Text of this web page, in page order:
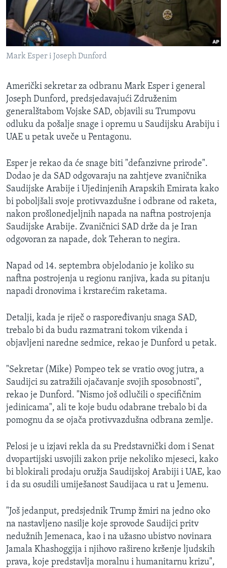
Mark Esper i Joseph Dunford
Američki sekretar za odbranu Mark Esper i general
Joseph Dunford, predsjedavajući Združenim
generalštabom Vojske SAD, objavili su Trumpovu
odluku da pošalje snage i opremu u Saudijsku Arabiju i
UAE u petak uveče u Pentagonu.
Esper je rekao da će snage biti "defanzivne prirode".
Dodao je da SAD odgovaraju na zahtjeve zvaničnika
Saudijske Arabije i Ujedinjenih Arapskih Emirata kako
bi poboljšali svoje protivvazdušne i odbrane od raketa,
nakon prošlonedjeljnih napada na naftna postrojenja
Saudijske Arabije. Zvaničnici SAD drže da je Iran
odgovoran za napade, dok Teheran to negira.
Napad od 14. septembra objelodanio je koliko su
naftna postrojenja u regionu ranjiva, kada su pitanju
napadi dronovima i krstarećim raketama.
Detalji, kada je riječ o raspoređivanju snaga SAD,
trebalo bi da budu razmatrani tokom vikenda i
objavljeni naredne sedmice, rekao je Dunford u petak.
"Sekretar (Mike) Pompeo tek se vratio ovog jutra, a
Saudijci su zatražili ojačavanje svojih sposobnosti",
rekao je Dunford. "Nismo još odlučili o specifičnim
jedinicama", ali te koje budu odabrane trebalo bi da
pomognu da se ojača protivvazdušna odbrana zemlje.
Pelosi je u izjavi rekla da su Predstavnički dom i Senat
dvopartijski usvojili zakon prije nekoliko mjeseci, kako
bi blokirali prodaju oružja Saudijskoj Arabiji i UAE, kao
i da su osudili umiješanost Saudijaca u rat u Jemenu.
"Još jedanput, predsjednik Trump žmiri na jedno oko
na nastavljeno nasilje koje sprovode Saudijci pritv
nedužnih Jemenaca, kao i na užasno ubistvo novinara
Jamala Khashoggija i njihovo rašireno kršenje ljudskih
prava, koje predstavlja moralnu i humanitarnu krizu",